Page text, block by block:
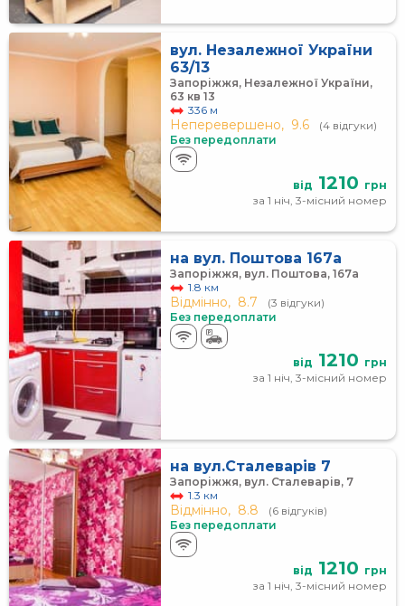
вул. Незалежної України
63/13
Запоріжжя, Незалежної України,
63 кв 13
336 м
Неперевершено, 9.6
(4 відгуки)
Без передоплати
від 1210 грн
за 1 ніч, 3-місний номер
на вул. Поштова 167а
Запоріжжя, вул. Поштова, 167а
1.8 км
Відмінно, 8.7
(3 відгуки)
Без передоплати
від 1210 грн
за 1 ніч, 3-місний номер
на вул.Сталеварів 7
Запоріжжя, вул. Сталеварів, 7
1.3 км
Відмінно, 8.8
(6 відгуків)
Без передоплати
від 1210 грн
за 1 ніч, 3-місний номер